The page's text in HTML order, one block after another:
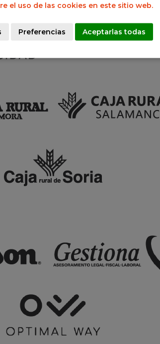
el uso de las cookies en este sitio web.
Preferencias Aceptarlas todas